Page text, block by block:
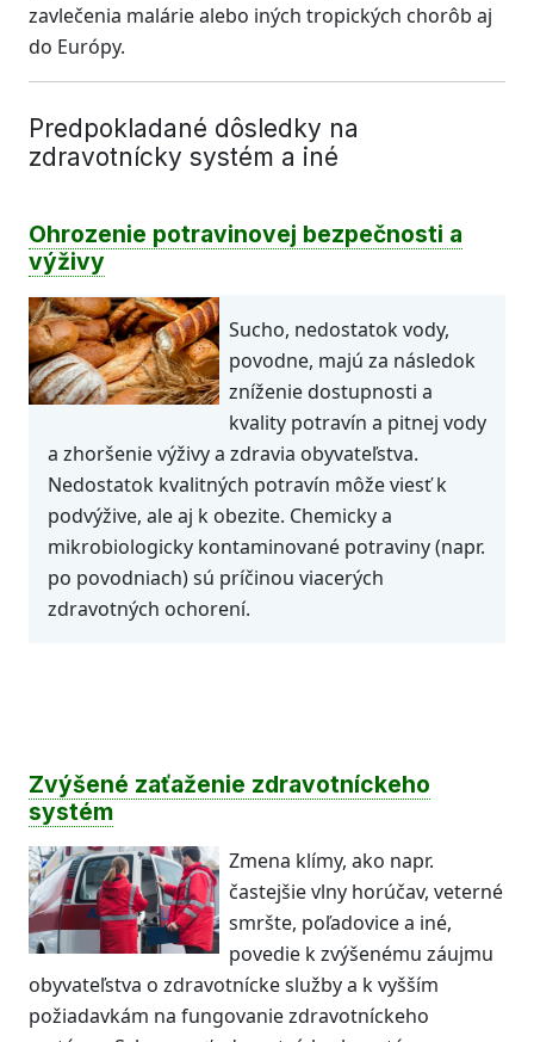
zavlečenia malárie alebo iných tropických chorôb aj
do Európy.
Predpokladané dôsledky na
zdravotnícky systém a iné
Ohrozenie potravinovej bezpečnosti a
výživy
Sucho, nedostatok vody,
povodne, majú za následok
zníženie dostupnosti a
kvality potravín a pitnej vody
a zhoršenie výživy a zdravia obyvateľstva.
Nedostatok kvalitných potravín môže viesť k
podvýžive, ale aj k obezite. Chemicky a
mikrobiologicky kontaminované potraviny (napr.
po povodniach) sú príčinou viacerých
zdravotných ochorení.
Zvýšené zaťaženie zdravotníckeho
systém
Zmena klímy, ako napr.
častejšie vlny horúčav, veterné
smršte, poľadovice a iné,
povedie k zvýšenému záujmu
obyvateľstva o zdravotnícke služby a k vyšším
požiadavkám na fungovanie zdravotníckeho